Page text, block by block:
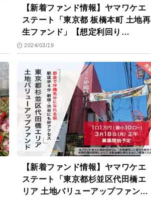
【新着ファンド情報】ヤマワケエ
ステート「東京都 板橋本町 土地再
生ファンド」【想定利回り
11.3%】
2024/03/19
【新着ファンド情報】ヤマワケエ
ステート「東京都杉並区代田橋エ
リア 土地バリューアップファン